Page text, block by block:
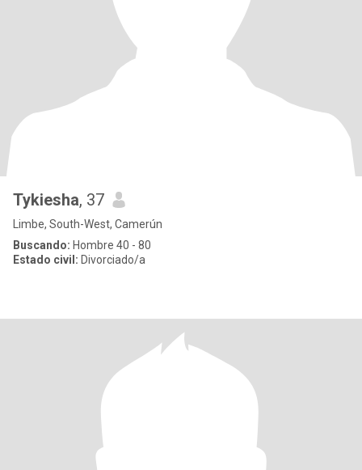
Tykiesha, 37
Limbe, South-West, Camerún
Buscando: Hombre 40 - 80
Estado civil: Divorciado/a